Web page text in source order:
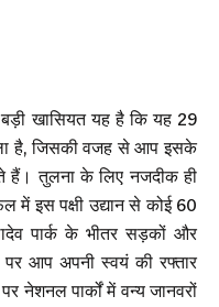
खासियत यह है कि यह 29
है, जिसकी वजह से आप इसके
हैं। तुलना के लिए नजदीक ही
में इस पक्षी उद्यान से कोई 60
पार्क के भीतर सड़कों और
पर आप अपनी स्वयं की रफ्तार
पार्कों में वन्य जानवरों